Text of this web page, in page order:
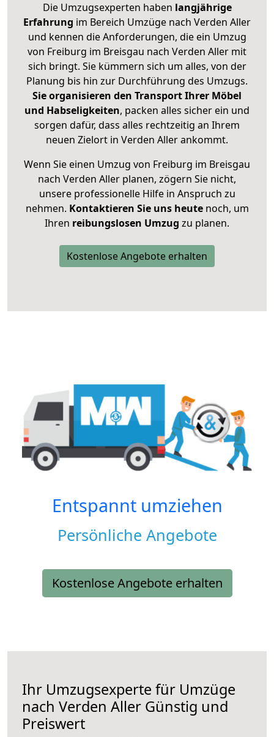
Die Umzugsexperten haben langjährige
Erfahrung im Bereich Umzüge nach Verden Aller
und kennen die Anforderungen, die ein Umzug
von Freiburg im Breisgau nach Verden Aller mit
sich bringt. Sie kümmern sich um alles, von der
Planung bis hin zur Durchführung des Umzugs.
Sie organisieren den Transport Ihrer Möbel
und Habseligkeiten, packen alles sicher ein und
sorgen dafür, dass alles rechtzeitig an Ihrem
neuen Zielort in Verden Aller ankommt.
Wenn Sie einen Umzug von Freiburg im Breisgau
nach Verden Aller planen, zögern Sie nicht,
unsere professionelle Hilfe in Anspruch zu
nehmen. Kontaktieren Sie uns heutenoch, um
Ihren reibungslosen Umzug zu planen.
Kostenlose Angebote erhalten
Entspannt umziehen
Persönliche Angebote
Kostenlose Angebote erhalten
Ihr Umzugsexperte für Umzüge
nach Verden Aller Günstig und
Preiswert